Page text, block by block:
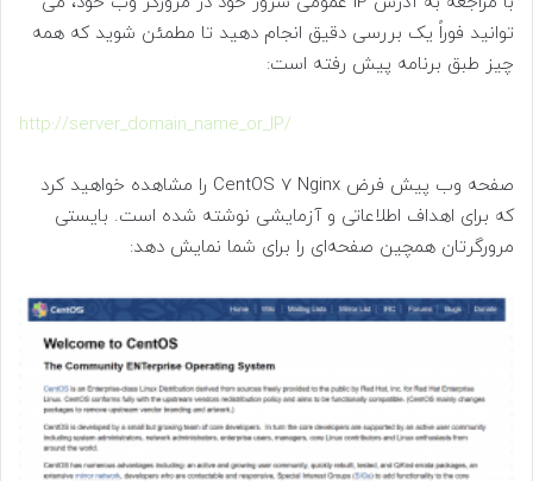
توانید فوراً یک بررسی دقیق انجام دهید تا مطمئن شوید که همه
چیز طبق برنامه پیش رفته است:
http://server_domain_name_or_IP/
صفحه وب پیش فرض CentOS 7 Nginx را مشاهده خواهید کرد
که برای اهداف اطلاعاتی و آزمایشی نوشته شده است. بایستی
مرورگرتان همچین صفحه‌ای را برای شما نمایش دهد: